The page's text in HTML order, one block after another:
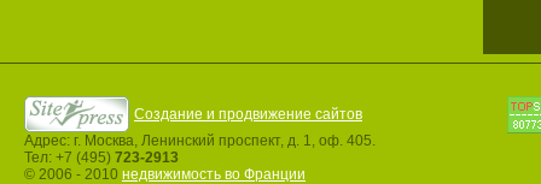
Создание и продвижение сайтов
Адрес: г. Москва, Ленинский проспект, д. 1, оф. 405.
Тел: +7 (495) 723-2913
© 2006 - 2010 недвижимость во Франции